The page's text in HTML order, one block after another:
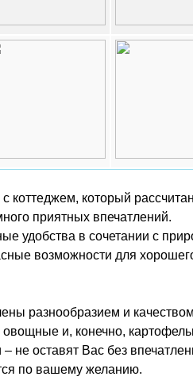
коттеджем, который
приятных впечатлений.
удобства в сочетании с
возможности для
разнообразием и
и, конечно,
не оставят Вас без
по вашему желанию.